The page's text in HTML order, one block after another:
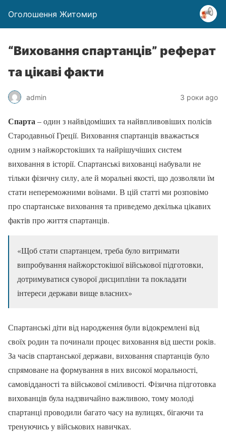
Оголошення Житомир
“Виховання спартанців” реферат
та цікаві факти
admin 3 роки ago
Спарта– один з найвідоміших та найвпливовіших полісів
Стародавньої Греції. Виховання спартанців вважається
одним з найжорстокіших та найрішучіших систем
виховання в історії. Спартанські вихованці набували не
тільки фізичну силу, але й моральні якості, що дозволяли їм
стати непереможними воїнами. В цій статті ми розповімо
про спартанське виховання та приведемо декілька цікавих
фактів про життя спартанців.
«Щоб стати спартанцем, треба було витримати
випробування найжорстокішої військової підготовки,
дотримуватися суворої дисципліни та покладати
інтереси держави вище власних»
Спартанські діти від народження були відокремлені від
своїх родин та починали процес виховання від шести років.
За часів спартанської держави, виховання спартанців було
спрямоване на формування в них високої моральності,
самовідданості та військової сміливості. Фізична підготовка
вихованців була надзвичайно важливою, тому молоді
спартанці проводили багато часу на вулицях, бігаючи та
тренуючись у військових навичках.